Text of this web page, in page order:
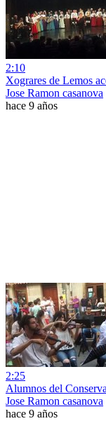
2:10
Xograres de Lemos
Jose Ramon casanova
hace 9 años
2:25
Alumnos del
Jose Ramon casanova
hace 9 años